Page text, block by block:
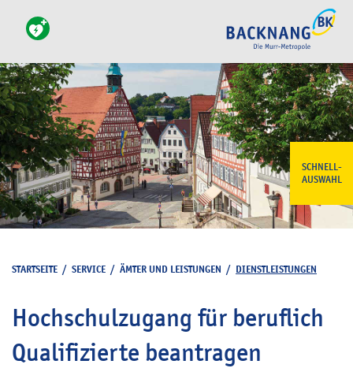
SCHNELL-
AUSWAHL
STARTSEITE / SERVICE / ÄMTER UND LEISTUNGEN / DIENSTLEISTUNGEN
Hochschulzugang für beruflich
Qualifizierte beantragen